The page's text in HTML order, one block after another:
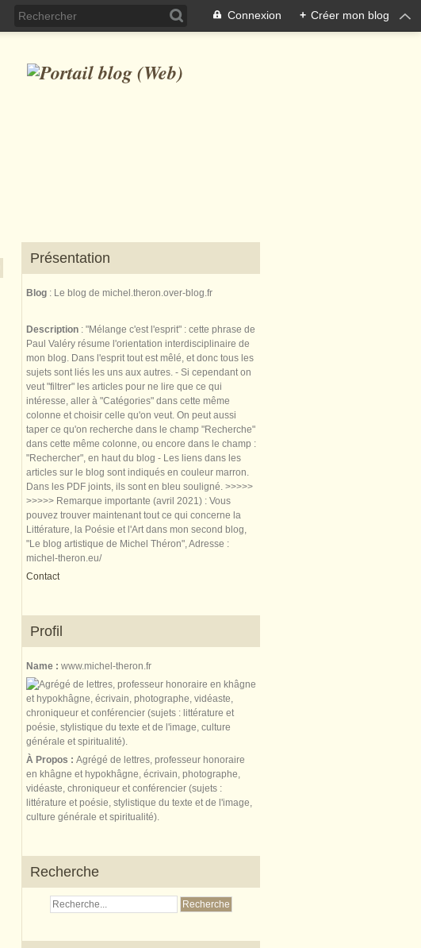
Connexion + Créer mon blog
Présentation
Blog : Le blog de michel.theron.over-blog.fr
Description : "Mélange c'est l'esprit" : cette phrase de
Paul Valéry résume l'orientation interdisciplinaire de
mon blog. Dans l'esprit tout est mêlé, et donc tous les
sujets sont liés les uns aux autres. - Si cependant on
veut "filtrer" les articles pour ne lire que ce qui
intéresse, aller à "Catégories" dans cette même
colonne et choisir celle qu'on veut. On peut aussi
taper ce qu'on recherche dans le champ "Recherche"
dans cette même colonne, ou encore dans le champ :
"Rechercher", en haut du blog - Les liens dans les
articles sur le blog sont indiqués en couleur marron.
Dans les PDF joints, ils sont en bleu souligné. >>>>>
>>>>> Remarque importante (avril 2021) : Vous
pouvez trouver maintenant tout ce qui concerne la
Littérature, la Poésie et l'Art dans mon second blog,
"Le blog artistique de Michel Théron", Adresse :
michel-theron.eu/
Contact
Profil
Name : www.michel-theron.fr
À Propos : Agrégé de lettres, professeur honoraire
en khâgne et hypokhâgne, écrivain, photographe,
vidéaste, chroniqueur et conférencier (sujets :
littérature et poésie, stylistique du texte et de l'image,
culture générale et spiritualité).
Recherche